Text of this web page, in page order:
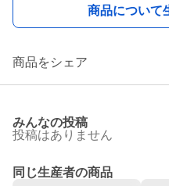
商品について
商品をシェア
みんなの投稿
投稿はありません
同じ生産者の商品